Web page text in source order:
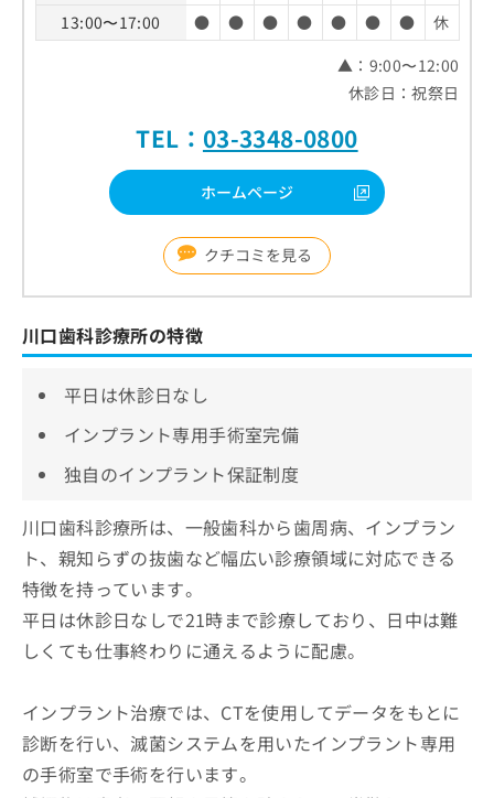
13:00〜17:00
● ● ● ● ● ● ●
休
▲：9:00〜12:00
休診日：祝祭日
TEL： 03-3348-0800
ホームページ
クチコミを見る
川口歯科診療所の特徴
平日は休診日なし
インプラント専用手術室完備
独自のインプラント保証制度
川口歯科診療所は、一般歯科から歯周病、インプラン
ト、親知らずの抜歯など幅広い診療領域に対応できる
特徴を持っています。
平日は休診日なしで21時まで診療しており、日中は難
しくても仕事終わりに通えるように配慮。
インプラント治療では、CTを使用してデータをもとに
診断を行い、滅菌システムを用いたインプラント専用
の手術室で手術を行います。